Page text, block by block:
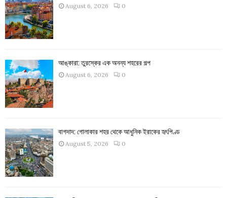
August 6, 2026 0
আঙ্কারা: তুরস্কের এক অনন্য শহরের গল্প
August 6, 2026 0
বাগদাদ: গোলাকার শহর থেকে আধুনিক ইরাকের হৃৎপিণ্ড
August 5, 2026 0